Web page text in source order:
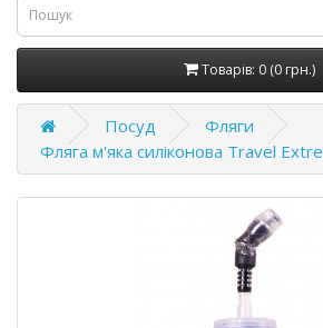
Товарів: 0 (0 грн.)
Посуд
Фляги
Фляга м'яка силіконова Travel